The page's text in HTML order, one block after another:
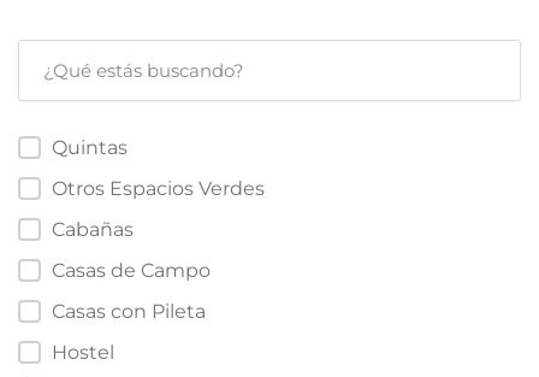
Quintas
Otros Espacios Verdes
Cabañas
Casas de Campo
Casas con Pileta
Hostel